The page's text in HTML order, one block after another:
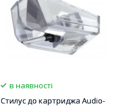
в наявності
Стилус до картриджа Audio-